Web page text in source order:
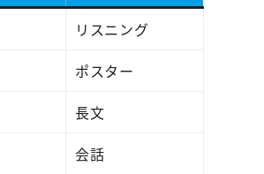
リスニング
ポスター
長文
会話